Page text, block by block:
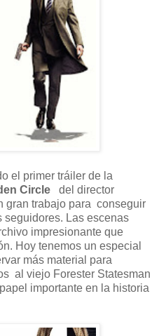
el primer tráiler de la
Circle del director
gran trabajo para conseguir
seguidores. Las escenas
impresionante que
Hoy tenemos un especial
más material para
al viejo Forester Statesman
importante en la historia